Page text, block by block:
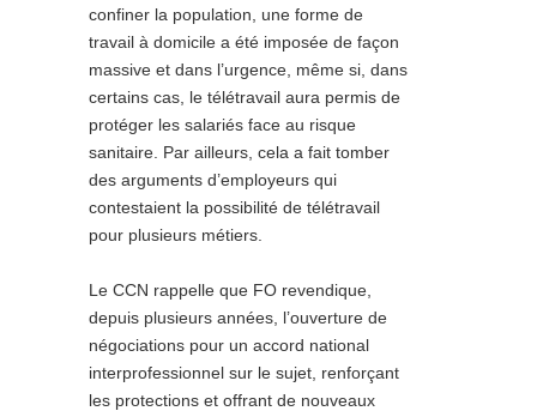
confiner la population, une forme de
travail à domicile a été imposée de façon
massive et dans l’urgence, même si, dans
certains cas, le télétravail aura permis de
protéger les salariés face au risque
sanitaire. Par ailleurs, cela a fait tomber
des arguments d’employeurs qui
contestaient la possibilité de télétravail
pour plusieurs métiers.
Le CCN rappelle que FO revendique,
depuis plusieurs années, l’ouverture de
négociations pour un accord national
interprofessionnel sur le sujet, renforçant
les protections et offrant de nouveaux